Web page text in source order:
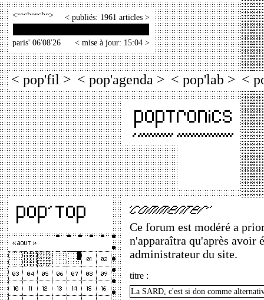
< > < publiés: 1961 articles >
paris' 06'08'26 < mise à jour: 15:04 >
< pop'fil > < pop'agenda > < pop'lab > <
Ce forum est modéré a
n'apparaîtra qu'après avoir
administrateur du site.
titre :